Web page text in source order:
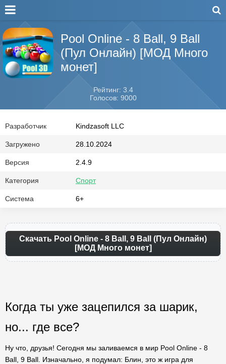
Pool Online - 8 Ball, 9 Ball
(Пул Онлайн) [МОД Много
монет]
Рейтинг: 3.4
Голосов: 9000
Разработчик Kindzasoft LLC
Загружено 28.10.2024
Версия 2.4.9
Категория Спорт
Система 6+
Скачать Pool Online - 8 Ball, 9 Ball (Пул Онлайн)
[МОД Много монет]
Когда ты уже зацепился за шарик,
но... где все?
Ну что, друзья! Сегодня мы заливаемся в мир Pool Online - 8
Ball, 9 Ball. Изначально, я подумал: Блин, это ж игра для